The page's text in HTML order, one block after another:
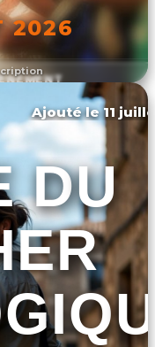
2026
Ajouté le 11
DU